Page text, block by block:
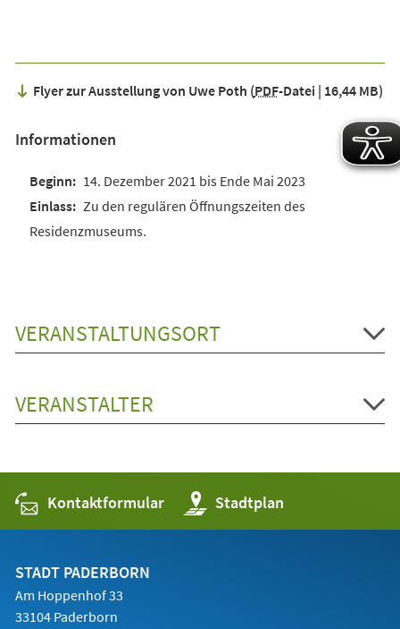
Flyer zur Ausstellung von Uwe Poth PDF-Datei 16,44 MB
Informationen
14. Dezember 2021 bis Ende Mai 2023
Zu den regulären Öffnungszeiten des
Residenzmuseums.
VERANSTALTUNGSORT
VERANSTALTER
Kontaktformular Stadtplan
(Öffnet
in
einem
STADT PADERBORN
Am Hoppenhof 33
33104 Paderborn